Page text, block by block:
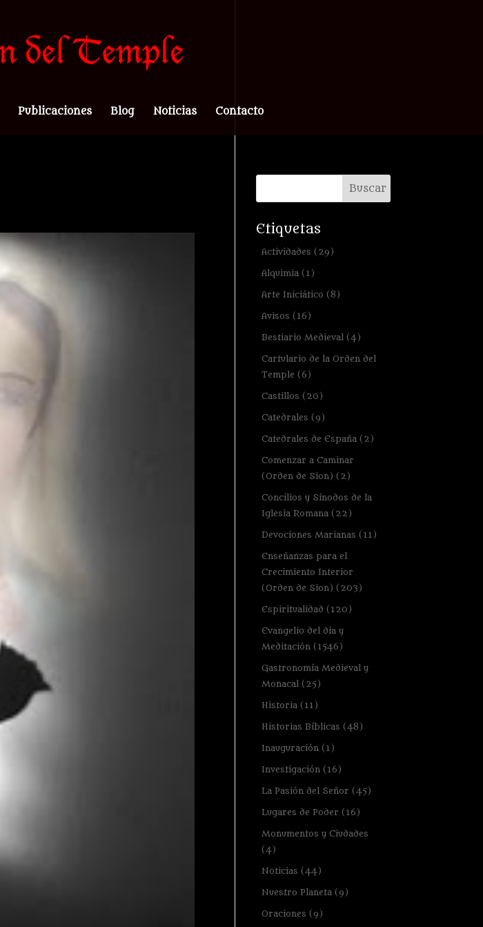
Publicaciones Blog Noticias Contacto
Etiquetas
Actividades (29)
Alquimia (1)
Arte Iniciático (8)
Avisos (16)
Bestiario Medieval (4)
Cartulario de la Orden del
Temple (6)
Castillos (20)
Catedrales (9)
Catedrales de España (2)
Comenzar a Caminar
(Orden de Sion) (2)
Concilios y Sínodos de la
Iglesia Romana (22)
Devociones Marianas (11)
Enseñanzas para el
Crecimiento Interior
(Orden de Sion) (203)
Espiritualidad (120)
Evangelio del día y
Meditación (1546)
Gastronomía Medieval y
Monacal (25)
Historia (11)
Historias Bíblicas (48)
Inauguración (1)
Investigación (16)
La Pasión del Señor (45)
Lugares de Poder (16)
Monumentos y Ciudades
(4)
Noticias (44)
Nuestro Planeta (9)
Oraciones (9)